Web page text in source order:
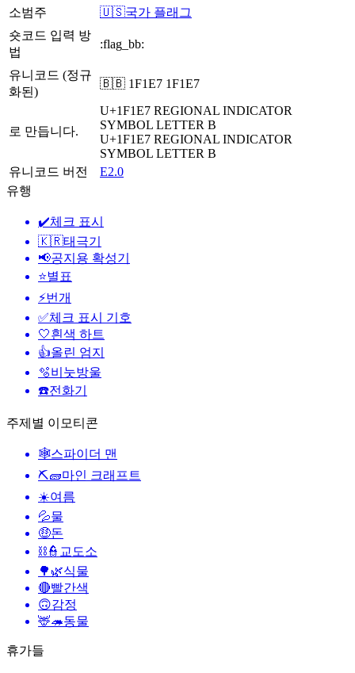
소범주
🇺🇸국가 플래그
숏코드 입력 방
법
:flag_bb:
유니코드 (정규
화된)
🇧🇧 1F1E7 1F1E7
로 만듭니다.
U+1F1E7 REGIONAL INDICATOR
SYMBOL LETTER B
U+1F1E7 REGIONAL INDICATOR
SYMBOL LETTER B
유니코드 버전
E2.0
유행
✔️체크 표시
🇰🇷태극기
📢공지용 확성기
⭐별표
⚡번개
✅체크 표시 기호
🤍흰색 하트
👍올린 엄지
🫧비눗방울
☎️전화기
주제별 이모티콘
🕸️스파이더 맨
⛏🧱마인 크래프트
☀️여름
💦물
🤑돈
⛓️👮 교도소
🌳🌿식물
🔴빨간색
🙃감정
🦌🦔동물
휴가들